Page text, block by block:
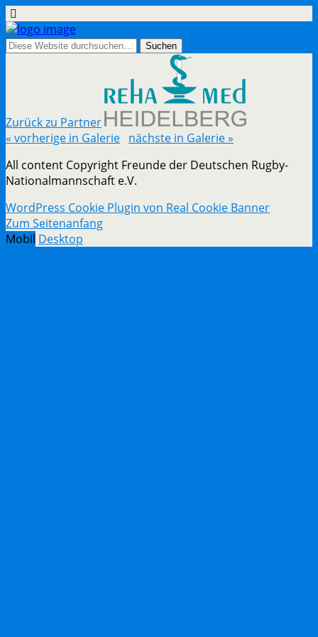
Zurück zu Partner
« vorherige in Galerie nächste in Galerie »
All content Copyright Freunde der Deutschen Rugby-
Nationalmannschaft e.V.
WordPress Cookie Plugin von Real Cookie Banner
Zum Seitenanfang
Mobil Desktop